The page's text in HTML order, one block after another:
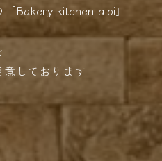
Bakery kitchen aioi」
しております